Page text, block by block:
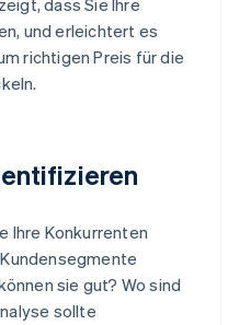
dass Sie Ihre
und erleichtert es
richtigen Preis für die
Ihre Konkurrenten
sie gut? Wo sind
sollte